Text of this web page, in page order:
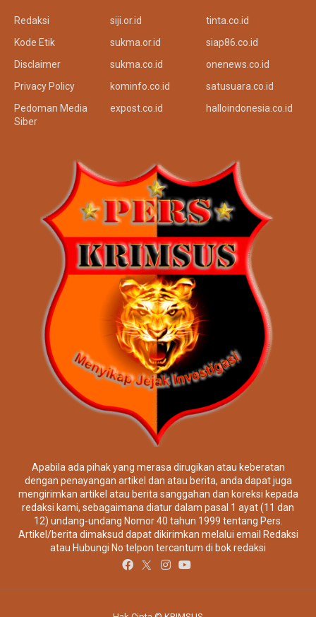
Redaksi
Kode Etik
Disclaimer
Privacy Policy
Pedoman Media
Siber
siji.or.id
sukma.or.id
sukma.co.id
kominfo.co.id
expost.co.id
tinta.co.id
siap86.co.id
onenews.co.id
satusuara.co.id
halloindonesia.co.id
Apabila ada pihak yang merasa dirugikan atau keberatan
dengan penayangan artikel dan atau berita, anda dapat juga
mengirimkan artikel atau berita sanggahan dan koreksi kepada
redaksi kami, sebagaimana diatur dalam pasal 1 ayat (11 dan
12) undang-undang Nomor 40 tahun 1999 tentang Pers.
Artikel/berita dimaksud dapat dikirimkan melalui email Redaksi
atau Hubungi No telpon tercantum di bok redaksi